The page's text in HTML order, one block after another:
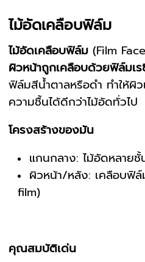
ไม้อัดเคลือบฟิล์ม
ไม้อัดเคลือบฟิล์ม (Film
ผิวหน้าถูกเคลือบด้วยฟิล์มเ
ฟิล์มสีน้ำตาลหรือดำ ทำให้ผิ
ความชื้นได้ดีกว่าไม้อัดทั่วไป
โครงสร้างของมัน
แกนกลาง: ไม้อัดหลาย
ผิวหน้า/หลัง: เคลือบฟิ
film)
คุณสมบัติเด่น